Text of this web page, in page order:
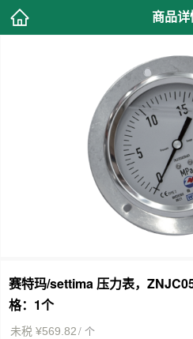
商品详
赛特玛/settima 压力表，
格：1个
未税 ¥569.82/ 个